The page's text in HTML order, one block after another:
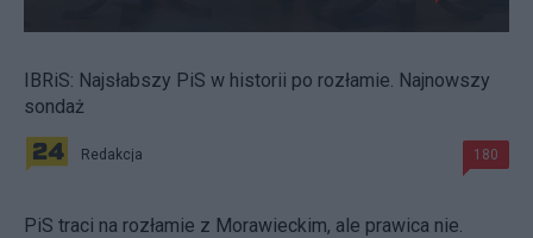
IBRiS: Najsłabszy PiS w historii po rozłamie. Najnowszy
sondaż
Redakcja 180
PiS traci na rozłamie z Morawieckim, ale prawica nie.